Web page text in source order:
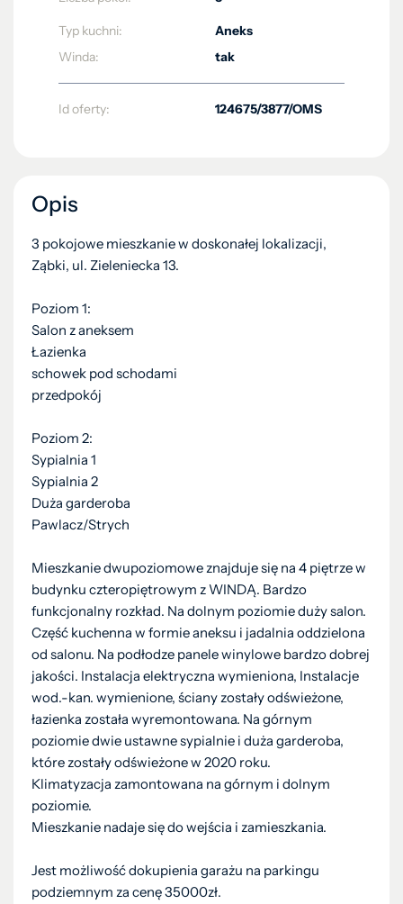
Typ kuchni:
Aneks
Winda:
tak
Id oferty: 124675/3877/OMS
Opis
3 pokojowe mieszkanie w doskonałej lokalizacji,
Ząbki, ul. Zieleniecka 13.
Poziom 1:
Salon z aneksem
Łazienka
schowek pod schodami
przedpokój
Poziom 2:
Sypialnia 1
Sypialnia 2
Duża garderoba
Pawlacz/Strych
Mieszkanie dwupoziomowe znajduje się na 4 piętrze w
budynku czteropiętrowym z WINDĄ. Bardzo
funkcjonalny rozkład. Na dolnym poziomie duży salon.
Część kuchenna w formie aneksu i jadalnia oddzielona
od salonu. Na podłodze panele winylowe bardzo dobrej
jakości. Instalacja elektryczna wymieniona, Instalacje
wod.-kan. wymienione, ściany zostały odświeżone,
łazienka została wyremontowana. Na górnym
poziomie dwie ustawne sypialnie i duża garderoba,
które zostały odświeżone w 2020 roku.
Klimatyzacja zamontowana na górnym i dolnym
poziomie.
Mieszkanie nadaje się do wejścia i zamieszkania.
Jest możliwość dokupienia garażu na parkingu
podziemnym za cenę 35000zł.